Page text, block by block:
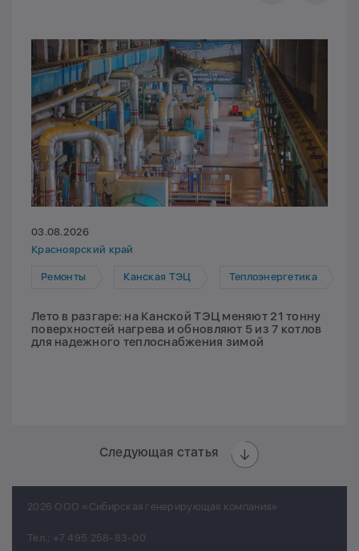
03.08.2026
Красноярский край
Ремонты Канская ТЭЦ Теплоэнергетика
Лето в разгаре: на Канской ТЭЦ меняют 21 тонну
поверхностей нагрева и обновляют 5 из 7 котлов
для надежного теплоснабжения зимой
Следующая статья
2026 ООО «Сибирская генерирующая компания»
Тел.: +7 495 258-83-00